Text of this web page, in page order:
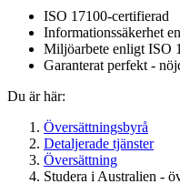
ISO 17100-certifierad
Informationssäkerhet
Miljöarbete enligt ISO
Garanterat perfekt -
Du är här:
Översättningsbyrå
Detaljerade tjänster
Översättning
Studera i Australien -